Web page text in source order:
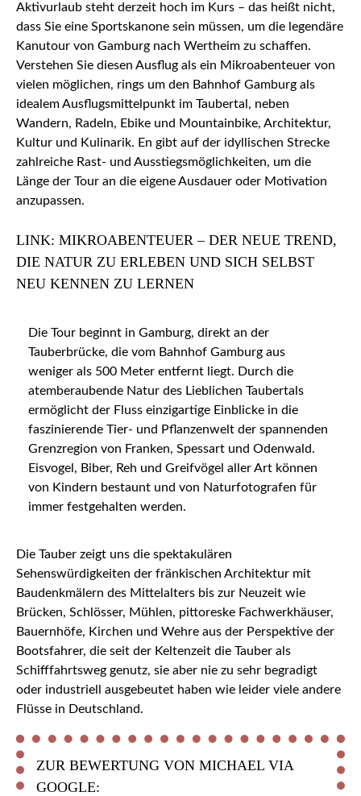
Aktivurlaub steht derzeit hoch im Kurs – das heißt nicht,
dass Sie eine Sportskanone sein müssen, um die legendäre
Kanutour von Gamburg nach Wertheim zu schaffen.
Verstehen Sie diesen Ausflug als ein Mikroabenteuer von
vielen möglichen, rings um den Bahnhof Gamburg als
idealem Ausflugsmittelpunkt im Taubertal, neben
Wandern, Radeln, Ebike und Mountainbike, Architektur,
Kultur und Kulinarik. En gibt auf der idyllischen Strecke
zahlreiche Rast- und Ausstiegsmöglichkeiten, um die
Länge der Tour an die eigene Ausdauer oder Motivation
anzupassen.
LINK: MIKROABENTEUER – DER NEUE TREND,
DIE NATUR ZU ERLEBEN UND SICH SELBST
NEU KENNEN ZU LERNEN
Die Tour beginnt in Gamburg, direkt an der
Tauberbrücke, die vom Bahnhof Gamburg aus
weniger als 500 Meter entfernt liegt. Durch die
atemberaubende Natur des Lieblichen Taubertals
ermöglicht der Fluss einzigartige Einblicke in die
faszinierende Tier- und Pflanzenwelt der spannenden
Grenzregion von Franken, Spessart und Odenwald.
Eisvogel, Biber, Reh und Greifvögel aller Art können
von Kindern bestaunt und von Naturfotografen für
immer festgehalten werden.
Die Tauber zeigt uns die spektakulären
Sehenswürdigkeiten der fränkischen Architektur mit
Baudenkmälern des Mittelalters bis zur Neuzeit wie
Brücken, Schlösser, Mühlen, pittoreske Fachwerkhäuser,
Bauernhöfe, Kirchen und Wehre aus der Perspektive der
Bootsfahrer, die seit der Keltenzeit die Tauber als
Schifffahrtsweg genutz, sie aber nie zu sehr begradigt
oder industriell ausgebeutet haben wie leider viele andere
Flüsse in Deutschland.
ZUR BEWERTUNG VON MICHAEL VIA
GOOGLE: